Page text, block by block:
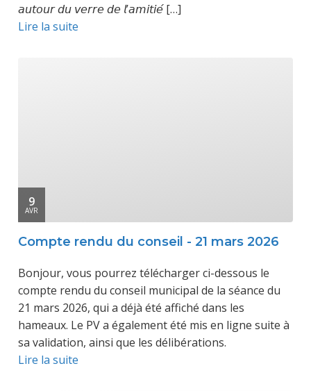
𝘢𝘶𝘵𝘰𝘶𝘳 𝘥𝘶 𝘷𝘦𝘳𝘳𝘦 𝘥𝘦 𝘭’𝘢𝘮𝘪𝘵𝘪𝘦́ […]
Lire la suite
9
AVR
Compte rendu du conseil - 21 mars 2026
Bonjour, vous pourrez télécharger ci-dessous le
compte rendu du conseil municipal de la séance du
21 mars 2026, qui a déjà été affiché dans les
hameaux. Le PV a également été mis en ligne suite à
sa validation, ainsi que les délibérations.
Lire la suite